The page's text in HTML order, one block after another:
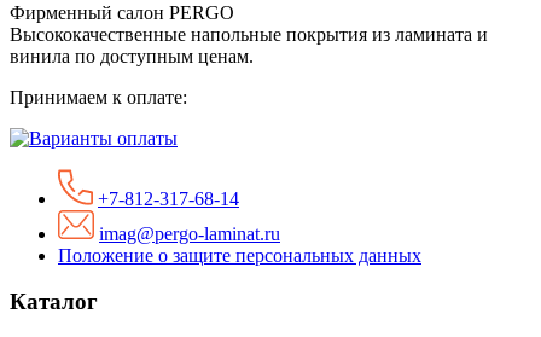
Фирменный салон PERGO
Высококачественные напольные покрытия из ламината и
винила по доступным ценам.
Принимаем к оплате:
+7-812-317-68-14
imag@pergo-laminat.ru
Положение о защите персональных данных
Каталог